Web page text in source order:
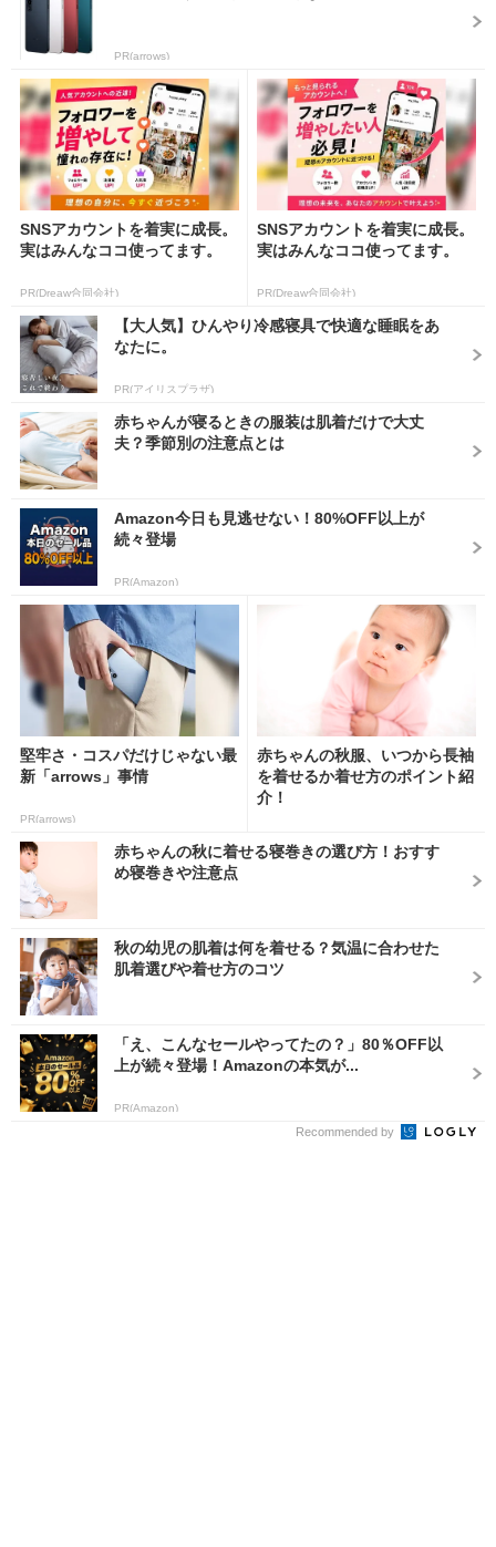
PR(arrows)
SNSアカウントを着実に成長。
実はみんなココ使ってます。
PR(Dreaw合同会社)
SNSアカウントを着実に成長。
実はみんなココ使ってます。
PR(Dreaw合同会社)
【大人気】ひんやり冷感寝具で快適な睡眠をあ
なたに。
PR(アイリスプラザ)
赤ちゃんが寝るときの服装は肌着だけで大丈
夫？季節別の注意点とは
Amazon今日も見逃せない！80%OFF以上が
続々登場
PR(Amazon)
堅牢さ・コスパだけじゃない最
新「arrows」事情
PR(arrows)
赤ちゃんの秋服、いつから長袖
を着せるか着せ方のポイント紹
介！
赤ちゃんの秋に着せる寝巻きの選び方！おすす
め寝巻きや注意点
秋の幼児の肌着は何を着せる？気温に合わせた
肌着選びや着せ方のコツ
「え、こんなセールやってたの？」80％OFF以
上が続々登場！Amazonの本気が...
PR(Amazon)
Recommended by